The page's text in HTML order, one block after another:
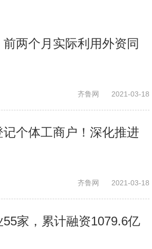
前两个月实际利用外资同
齐鲁网 2021-03-18
个体工商户！深化推进
齐鲁网 2021-03-18
家，累计融资1079.6亿